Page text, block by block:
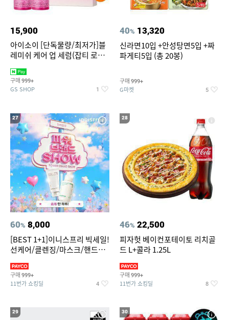
15,900
아이소이 [단독물량/최저가]블
레미쉬 케어 업 세럼(잡티 로즈
2027-04-24)
구매 999+
GS SHOP 1
40% 13,320
신라면10입 +안성탕면5입 +짜
파게티5입 (총 20봉)
구매 999+
G마켓 5
27
60% 8,000
[BEST 1+1]이니스프리 빅세일!
선케어/클렌징/마스크/핸드크
구매 999+
11번가 쇼킹딜 4
28
46% 22,500
피자헛 베이컨포테이토 리치골
드 L+콜라 1.25L
구매 999+
11번가 쇼킹딜 8
29 30